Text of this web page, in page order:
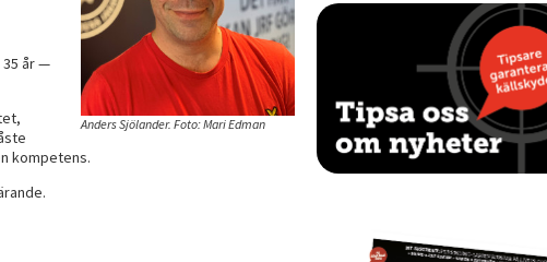
Anders Sjölander. Foto: Mari Edman
35 år —
kompetens.